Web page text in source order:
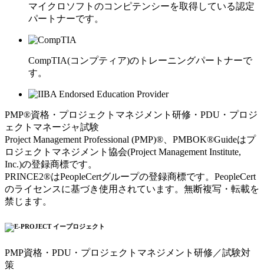
マイクロソフトのコンピテンシーを取得している認定
パートナーです。
CompTIA(コンプティア)のトレーニングパートナーで
す。
PMP®資格・プロジェクトマネジメント研修・PDU・プロジ
ェクトマネージャ試験
Project Management Professional (PMP)®、PMBOK®Guideはプ
ロジェクトマネジメント協会(Project Management Institute,
Inc.)の登録商標です。
PRINCE2®はPeopleCertグループの登録商標です。PeopleCert
のライセンスに基づき使用されています。無断複写・転載を
禁じます。
PMP資格・PDU・プロジェクトマネジメント研修／試験対
策